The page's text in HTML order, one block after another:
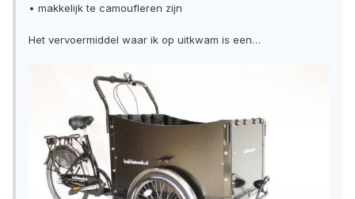
• makkelijk te camoufleren zijn
Het vervoermiddel waar ik op uitkwam is een…